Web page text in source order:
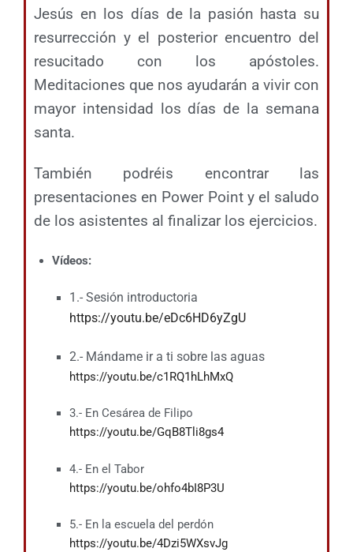
Jesús en los días de la pasión hasta su
resurrección y el posterior encuentro del
resucitado con los apóstoles.
Meditaciones que nos ayudarán a vivir con
mayor intensidad los días de la semana
santa.
También podréis encontrar las
presentaciones en Power Point y el saludo
de los asistentes al finalizar los ejercicios.
Vídeos:
1.- Sesión introductoria
https://youtu.be/eDc6HD6yZgU
2.- Mándame ir a ti sobre las aguas
https://youtu.be/c1RQ1hLhMxQ
3.- En Cesárea de Filipo
https://youtu.be/GqB8Tli8gs4
4.- En el Tabor
https://youtu.be/ohfo4bI8P3U
5.- En la escuela del perdón
https://youtu.be/4Dzi5WXsvJg